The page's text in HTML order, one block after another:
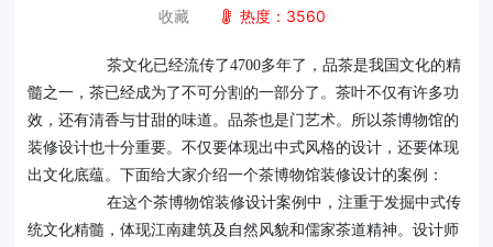
收藏
热度：3560
茶文化已经流传了4700多年了，品茶是我国文化的精
髓之一，茶已经成为了不可分割的一部分了。茶叶不仅有许多功
效，还有清香与甘甜的味道。品茶也是门艺术。所以茶博物馆的
装修设计也十分重要。不仅要体现出中式风格的设计，还要体现
出文化底蕴。下面给大家介绍一个茶博物馆装修设计的案例：
在这个茶博物馆装修设计案例中，注重于发掘中式传
统文化精髓，体现江南建筑及自然风貌和儒家茶道精神。设计师